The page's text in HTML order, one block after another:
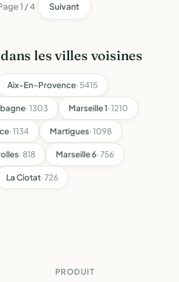
1 / 4 Suivant
les villes voisines
Aix-En-Provence· 5415
· 1303 Marseille 1· 1210
· 1134 Martigues· 1098
· 818 Marseille 6· 756
La Ciotat· 726
PRODUIT